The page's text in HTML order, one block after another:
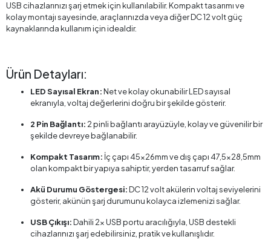
USB cihazlarınızı şarj etmek için kullanılabilir. Kompakt tasarımı ve
kolay montajı sayesinde, araçlarınızda veya diğer DC 12 volt güç
kaynaklarında kullanım için idealdir.
Ürün Detayları:
LED Sayısal Ekran:Net ve kolay okunabilir LED sayısal
ekranıyla, voltaj değerlerini doğru bir şekilde gösterir.
2 Pin Bağlantı: 2 pinli bağlantı arayüzüyle, kolay ve güvenilir bir
şekilde devreye bağlanabilir.
Kompakt Tasarım: İç çapı 45x26mm ve dış çapı 47,5x28,5mm
olan kompakt bir yapıya sahiptir, yerden tasarruf sağlar.
Akü Durumu Göstergesi:DC 12 volt akülerin voltaj seviyelerini
gösterir, akünün şarj durumunu kolayca izlemenizi sağlar.
USB Çıkışı:Dahili 2x USB portu aracılığıyla, USB destekli
cihazlarınızı şarj edebilirsiniz, pratik ve kullanışlıdır.